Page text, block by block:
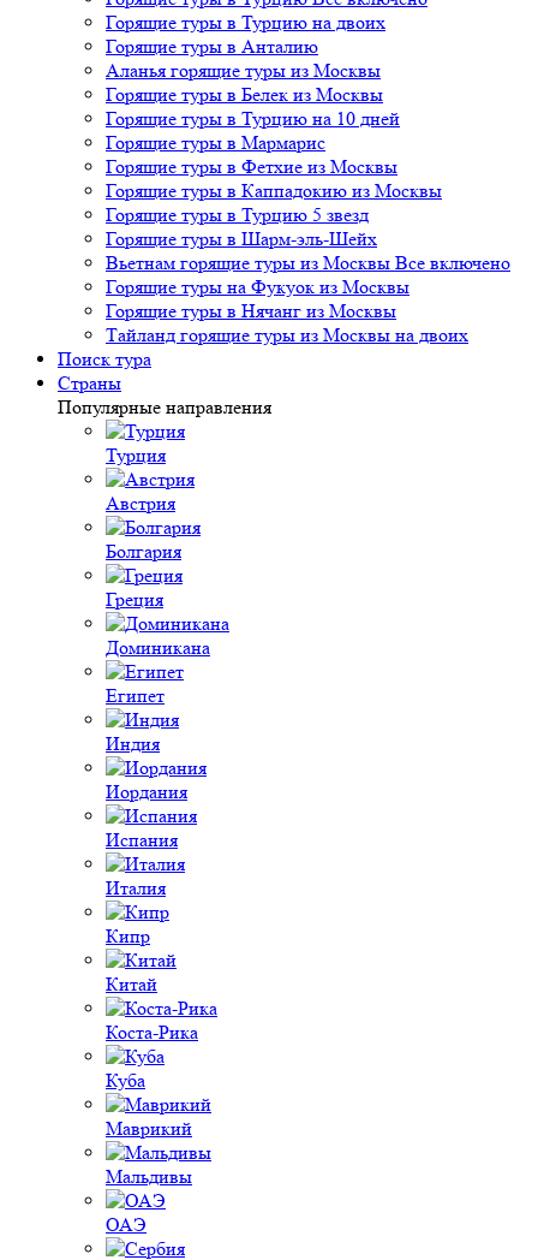
Горящие туры в Турцию на двоих
Горящие туры в Анталию
Аланья горящие туры из Москвы
Горящие туры в Белек из Москвы
Горящие туры в Турцию на 10 дней
Горящие туры в Мармарис
Горящие туры в Фетхие из Москвы
Горящие туры в Каппадокию из Москвы
Горящие туры в Турцию 5 звезд
Горящие туры в Шарм-эль-Шейх
Вьетнам горящие туры из Москвы Все включено
Горящие туры на Фукуок из Москвы
Горящие туры в Нячанг из Москвы
Тайланд горящие туры из Москвы на двоих
Поиск тура
Страны
Популярные направления
Турция
Австрия
Болгария
Греция
Доминикана
Египет
Индия
Иордания
Испания
Италия
Кипр
Китай
Коста-Рика
Куба
Маврикий
Мальдивы
ОАЭ